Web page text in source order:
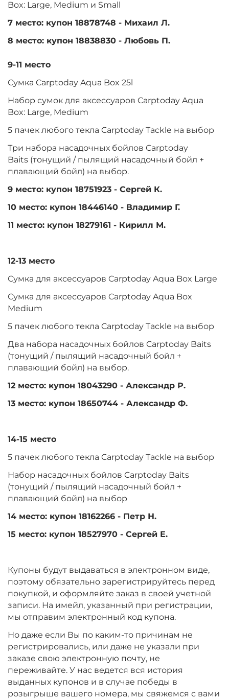
Box: Large, Medium и Small
7 место: купон 18878748 - Михаил Л.
8 место: купон 18838830 - Любовь П.
9-11 место
Сумка Carptoday Aqua Box 25l
Набор сумок для аксессуаров Carptoday Aqua
Box: Large, Medium
5 пачек любого текла Carptoday Tackle на выбор
Три набора насадочных бойлов Carptoday
Baits (тонущий / пылящий насадочный бойл +
плавающий бойл) на выбор.
9 место: купон 18751923 - Сергей К.
10 место: купон 18446140 - Владимир Г.
11 место: купон 18279161 - Кирилл М.
12-13 место
Сумка для аксессуаров Carptoday Aqua Box Large
Сумка для аксессуаров Carptoday Aqua Box
Medium
5 пачек любого текла Carptoday Tackle на выбор
Два набора насадочных бойлов Carptoday Baits
(тонущий / пылящий насадочный бойл +
плавающий бойл) на выбор.
12 место: купон 18043290 - Александр Р.
13 место: купон 18650744 - Александр Ф.
14-15 место
5 пачек любого текла Carptoday Tackle на выбор
Набор насадочных бойлов Carptoday Baits
(тонущий / пылящий насадочный бойл +
плавающий бойл) на выбор
14 место: купон 18162266 - Петр Н.
15 место: купон 18527970 - Сергей Е.
Купоны будут выдаваться в электронном виде,
поэтому обязательно зарегистрируйтесь перед
покупкой, и оформляйте заказ в своей учетной
записи. На имейл, указанный при регистрации,
мы отправим электронный код купона.
Но даже если Вы по каким-то причинам не
регистрировались, или даже не указали при
заказе свою электронную почту, не
переживайте. У нас ведется вся история
выданных купонов и в случае победы в
розыгрыше вашего номера, мы свяжемся с вами